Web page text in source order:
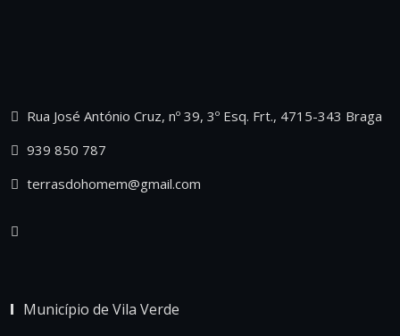
Rua José António Cruz, nº 39, 3º Esq. Frt., 4715-343 Braga
939 850 787
terrasdohomem@gmail.com
Município de Vila Verde